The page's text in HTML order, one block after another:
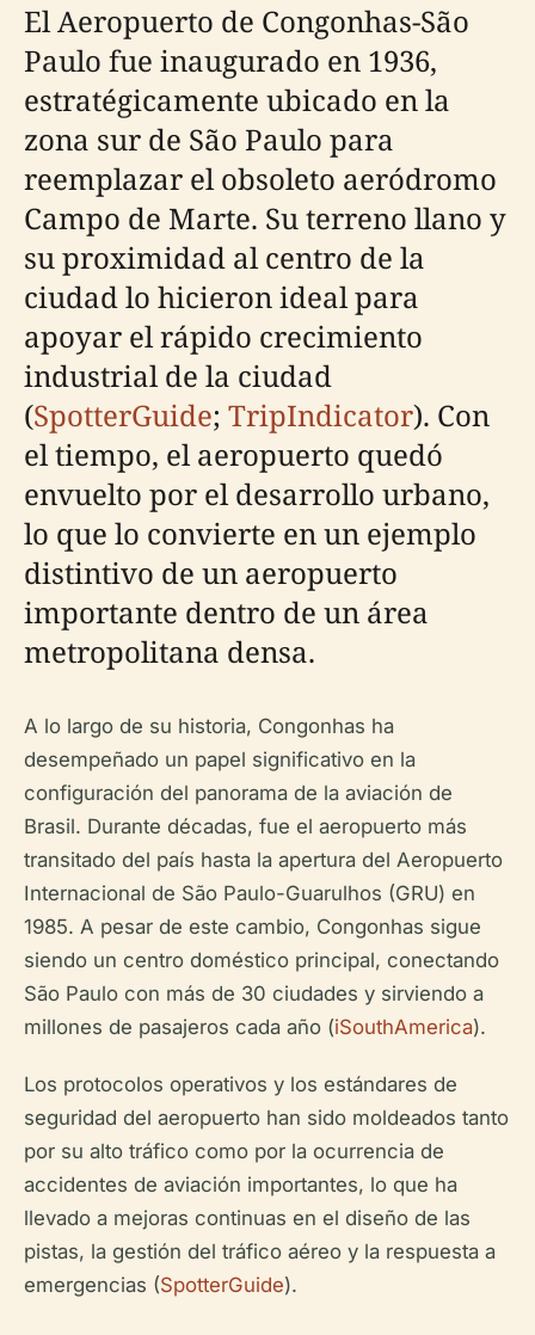
El Aeropuerto de Congonhas-São
Paulo fue inaugurado en 1936,
estratégicamente ubicado en la
zona sur de São Paulo para
reemplazar el obsoleto aeródromo
Campo de Marte. Su terreno llano y
su proximidad al centro de la
ciudad lo hicieron ideal para
apoyar el rápido crecimiento
industrial de la ciudad
(SpotterGuide; TripIndicator). Con
el tiempo, el aeropuerto quedó
envuelto por el desarrollo urbano,
lo que lo convierte en un ejemplo
distintivo de un aeropuerto
importante dentro de un área
metropolitana densa.
A lo largo de su historia, Congonhas ha
desempeñado un papel significativo en la
configuración del panorama de la aviación de
Brasil. Durante décadas, fue el aeropuerto más
transitado del país hasta la apertura del Aeropuerto
Internacional de São Paulo-Guarulhos (GRU) en
1985. A pesar de este cambio, Congonhas sigue
siendo un centro doméstico principal, conectando
São Paulo con más de 30 ciudades y sirviendo a
millones de pasajeros cada año (iSouthAmerica).
Los protocolos operativos y los estándares de
seguridad del aeropuerto han sido moldeados tanto
por su alto tráfico como por la ocurrencia de
accidentes de aviación importantes, lo que ha
llevado a mejoras continuas en el diseño de las
pistas, la gestión del tráfico aéreo y la respuesta a
emergencias (SpotterGuide).